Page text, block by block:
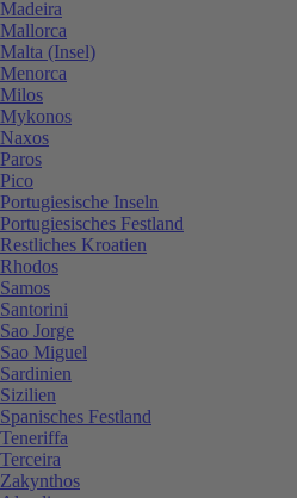
Madeira
Mallorca
Malta (Insel)
Menorca
Milos
Mykonos
Naxos
Paros
Pico
Portugiesische Inseln
Portugiesisches Festland
Restliches Kroatien
Rhodos
Samos
Santorini
Sao Jorge
Sao Miguel
Sardinien
Sizilien
Spanisches Festland
Teneriffa
Terceira
Zakynthos